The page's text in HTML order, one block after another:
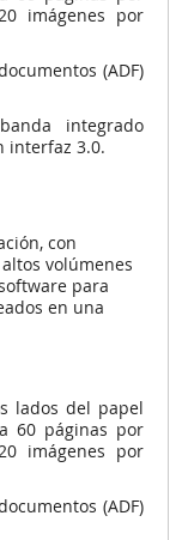
imágenes por
(ADF)
integrado
interfaz 3.0.
con
volúmenes
para
en una
lados del papel
60 páginas por
imágenes por
(ADF)